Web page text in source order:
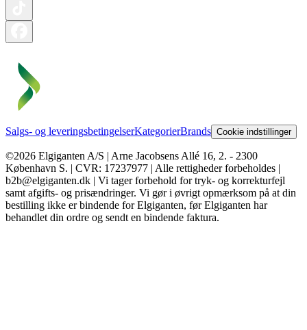
Salgs- og leveringsbetingelserKategorierBrands Cookie indstillinger
©2026 Elgiganten A/S | Arne Jacobsens Allé 16, 2. - 2300
København S. | CVR: 17237977 | Alle rettigheder forbeholdes |
b2b@elgiganten.dk | Vi tager forbehold for tryk- og korrekturfejl
samt afgifts- og prisændringer. Vi gør i øvrigt opmærksom på at din
bestilling ikke er bindende for Elgiganten, før Elgiganten har
behandlet din ordre og sendt en bindende faktura.